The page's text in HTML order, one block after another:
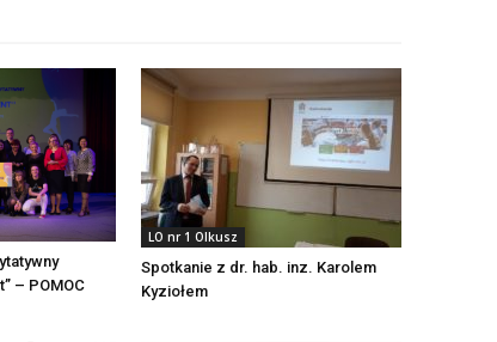
– POMOC
LO nr 1 Olkusz
Spotkanie z dr. hab. inz. Karolem
Kyziołem